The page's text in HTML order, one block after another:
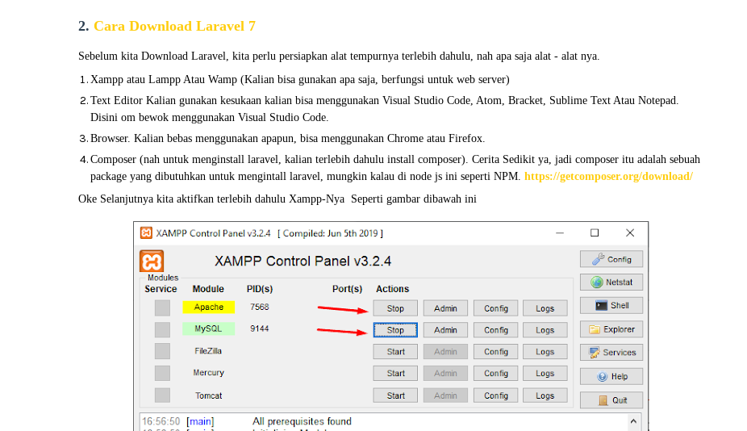
2. Cara Download Laravel 7
Sebelum kita Download Laravel, kita perlu persiapkan alat tempurnya terlebih dahulu, nah apa saja alat - alat nya.
Xampp atau Lampp Atau Wamp (Kalian bisa gunakan apa saja, berfungsi untuk web server)
Text Editor Kalian gunakan kesukaan kalian bisa menggunakan Visual Studio Code, Atom, Bracket, Sublime Text Atau Notepad.
Disini om bewok menggunakan Visual Studio Code.
Browser. Kalian bebas menggunakan apapun, bisa menggunakan Chrome atau Firefox.
Composer (nah untuk menginstall laravel, kalian terlebih dahulu install composer). Cerita Sedikit ya, jadi composer itu adalah sebuah
package yang dibutuhkan untuk mengintall laravel, mungkin kalau di node js ini seperti NPM. https://getcomposer.org/download/
Oke Selanjutnya kita aktifkan terlebih dahulu Xampp-Nya Seperti gambar dibawah ini